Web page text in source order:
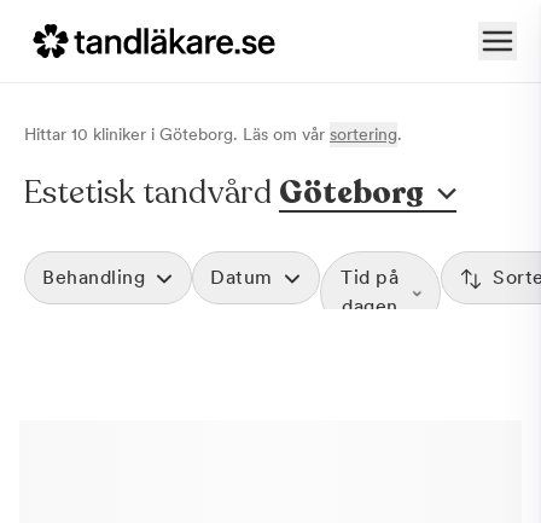
Hittar 10 kliniker i Göteborg. Läs om vår sortering.
Estetisk tandvård Göteborg
Behandling Datum
Tid på
dagen